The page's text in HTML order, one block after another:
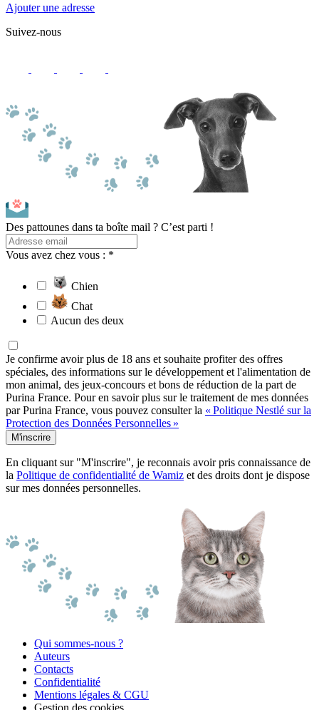
Ajouter une adresse
Suivez-nous
Des pattounes dans ta boîte mail ? C’est parti !
Vous avez chez vous : *
Chien
Chat
Aucun des deux
Je confirme avoir plus de 18 ans et souhaite profiter des offres
spéciales, des informations sur le développement et l'alimentation de
mon animal, des jeux-concours et bons de réduction de la part de
Purina France. Pour en savoir plus sur le traitement de mes données
par Purina France, vous pouvez consulter la « Politique Nestlé sur la
Protection des Données Personnelles »
M'inscrire
En cliquant sur "M'inscrire", je reconnais avoir pris connaissance de
la Politique de confidentialité de Wamiz et des droits dont je dispose
sur mes données personnelles.
Qui sommes-nous ?
Auteurs
Contacts
Confidentialité
Mentions légales & CGU